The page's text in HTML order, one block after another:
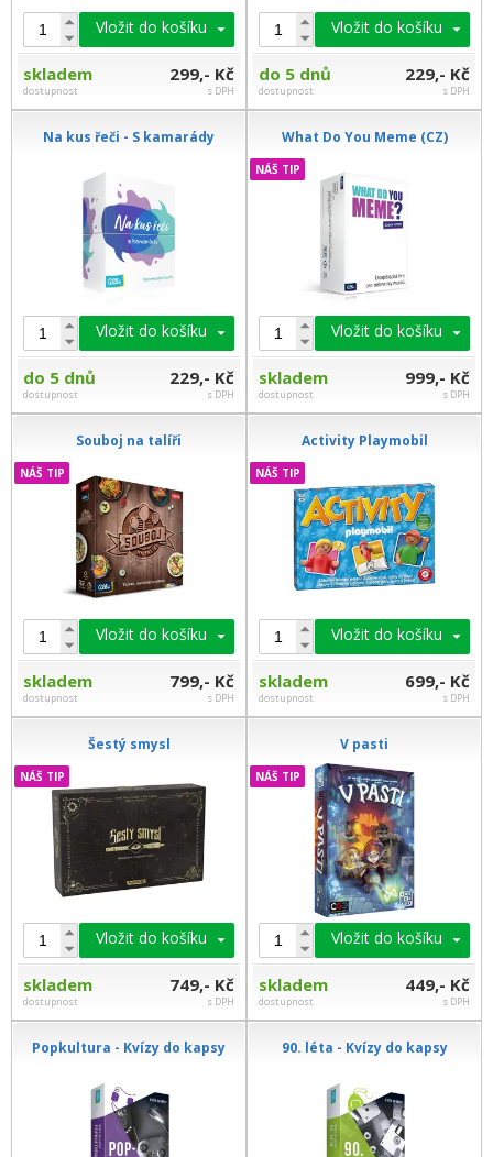
Vložit do košíku
skladem
dostupnost
299,- Kč
s DPH
Vložit do košíku
do 5 dnů
dostupnost
229,- Kč
s DPH
Na kus řeči - S kamarády
Vložit do košíku
do 5 dnů
dostupnost
229,- Kč
s DPH
What Do You Meme (CZ)
NÁŠ TIP
Vložit do košíku
skladem
dostupnost
999,- Kč
s DPH
Souboj na talíři
NÁŠ TIP
Vložit do košíku
skladem
dostupnost
799,- Kč
s DPH
Activity Playmobil
NÁŠ TIP
Vložit do košíku
skladem
dostupnost
699,- Kč
s DPH
Šestý smysl
NÁŠ TIP
Vložit do košíku
skladem
dostupnost
749,- Kč
s DPH
V pasti
NÁŠ TIP
Vložit do košíku
skladem
dostupnost
449,- Kč
s DPH
Popkultura - Kvízy do kapsy 90. léta - Kvízy do kapsy